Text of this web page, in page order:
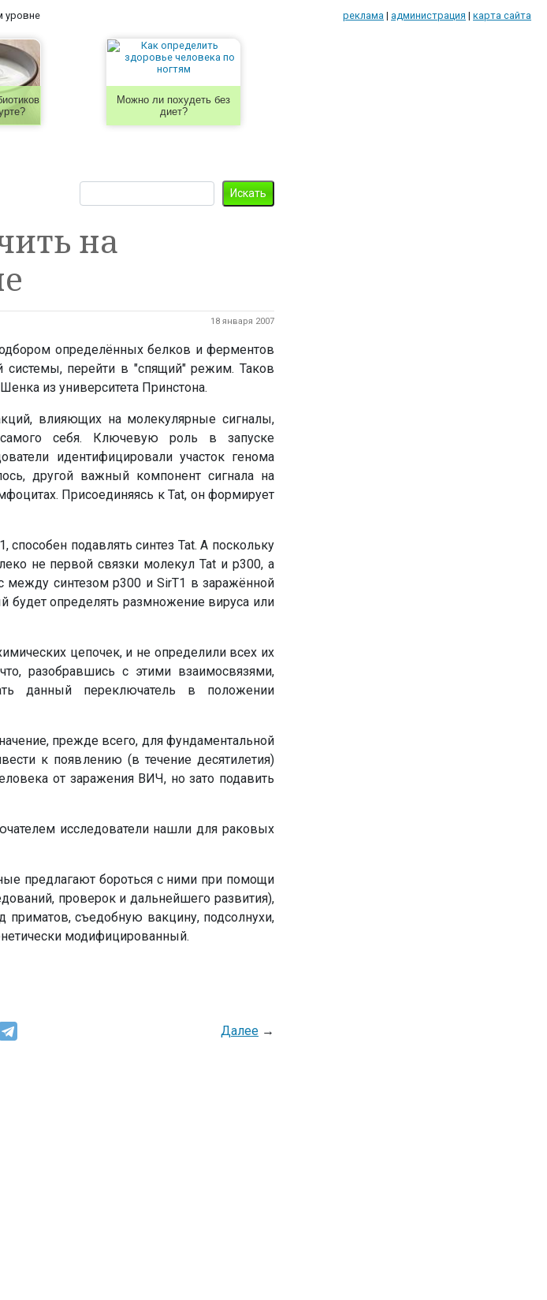
уровне реклама | администрация | карта сайта
Можно ли похудеть без
диет?
на
18 января 2007
определённых белков и ферментов
перейти в "спящий" режим. Таков
из университета Принстона.
влияющих на молекулярные сигналы,
себя. Ключевую роль в запуске
идентифицировали участок генома
другой важный компонент сигнала на
Присоединяясь к Tat, он формирует
подавлять синтез Tat. А поскольку
не первой связки молекул Tat и p300, а
между синтезом p300 и SirT1 в заражённой
будет определять размножение вируса или
цепочек, и не определили всех их
разобравшись с этими взаимосвязями,
данный переключатель в положении
прежде всего, для фундаментальной
к появлению (в течение десятилетия)
от заражения ВИЧ, но зато подавить
исследователи нашли для раковых
предлагают бороться с ними при помощи
проверок и дальнейшего развития),
приматов, съедобную вакцину, подсолнухи,
модифицированный.
Далее→